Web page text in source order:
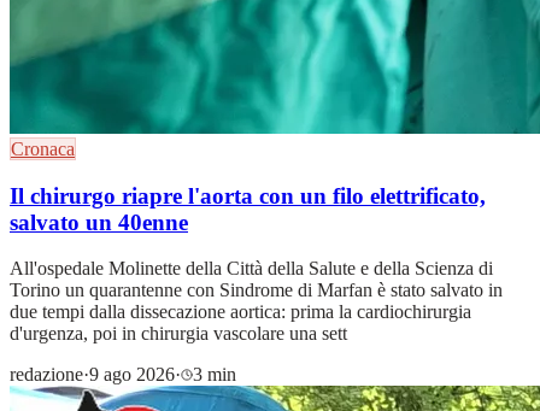
Cronaca
Il chirurgo riapre l'aorta con un filo elettrificato,
salvato un 40enne
All'ospedale Molinette della Città della Salute e della Scienza di
Torino un quarantenne con Sindrome di Marfan è stato salvato in
due tempi dalla dissecazione aortica: prima la cardiochirurgia
d'urgenza, poi in chirurgia vascolare una sett
redazione·9 ago 2026· 3 min